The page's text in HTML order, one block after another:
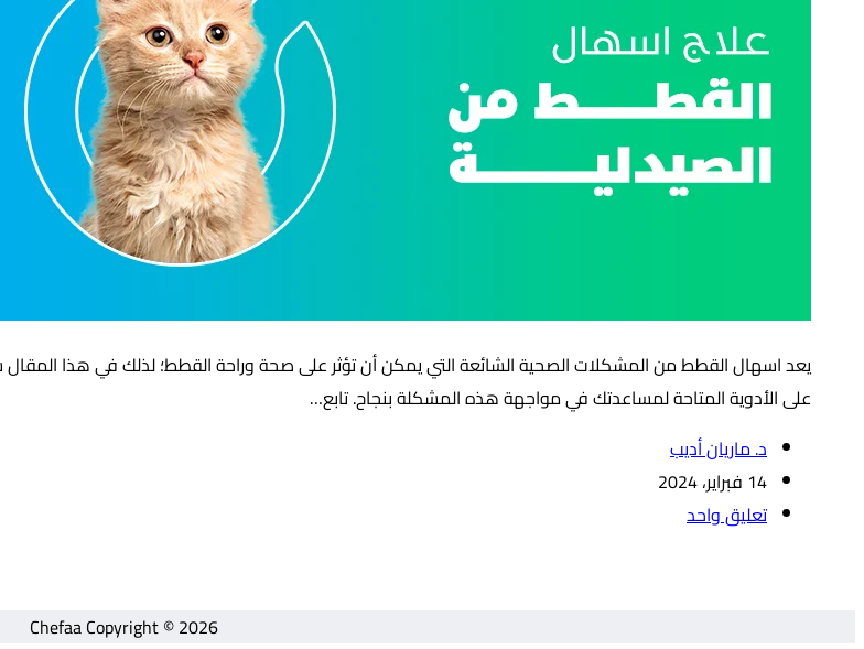
يعد اسهال القطط من المشكلات الصحية الشائعة التي يمكن أن تؤثر على صحة وراحة القطط؛ لذلك في هذا
على الأدوية المتاحة لمساعدتك في مواجهة هذه المشكلة بنجاح. تابع…
د. ماريان أديب
14 فبراير، 2024
تعليق واحد
Chefaa Copyright © 2026